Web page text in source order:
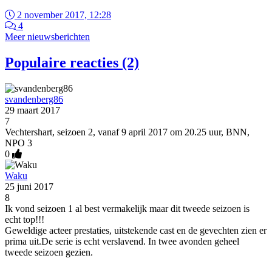
2 november 2017, 12:28
4
Meer nieuwsberichten
Populaire reacties (2)
svandenberg86
29 maart 2017
7
Vechtershart, seizoen 2, vanaf 9 april 2017 om 20.25 uur, BNN,
NPO 3
0
Waku
25 juni 2017
8
Ik vond seizoen 1 al best vermakelijk maar dit tweede seizoen is
echt top!!!
Geweldige acteer prestaties, uitstekende cast en de gevechten zien er
prima uit.De serie is echt verslavend. In twee avonden geheel
tweede seizoen gezien.